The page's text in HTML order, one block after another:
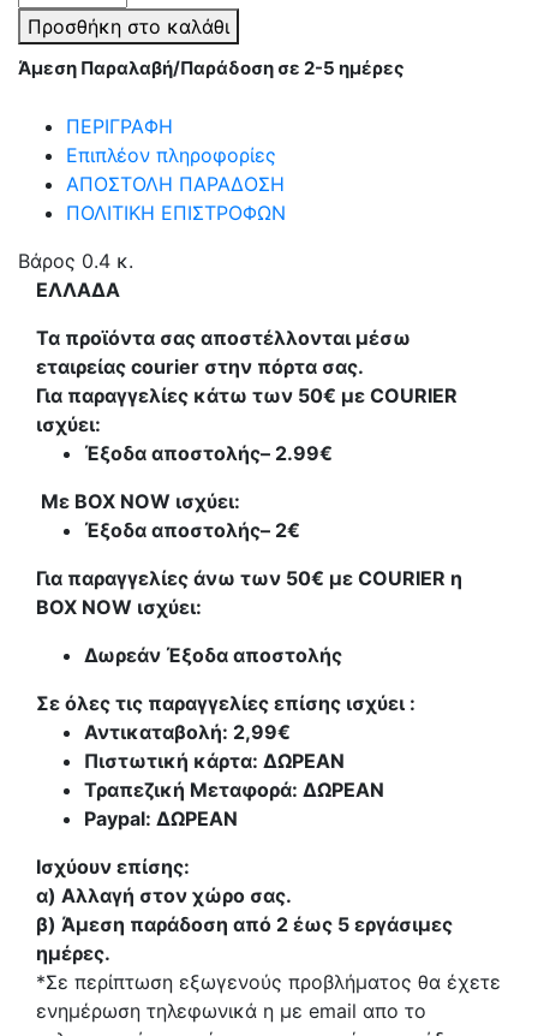
μανικιούρ
-
Stamper
YZ3
121095
ποσότητα
Προσθήκη στο καλάθι
Άμεση Παραλαβή/Παράδοση σε 2-5 ημέρες
ΠΕΡΙΓΡΑΦΗ
Επιπλέον πληροφορίες
ΑΠΟΣΤΟΛΗ ΠΑΡΑΔΟΣΗ
ΠΟΛΙΤΙΚΗ ΕΠΙΣΤΡΟΦΩΝ
Βάρος 0.4 κ.
ΕΛΛΑΔΑ
Τα προϊόντα σας αποστέλλονται μέσω
εταιρείας courier στην πόρτα σας.
Για παραγγελίες κάτω των 50€ με COURIER
ισχύει:
Έξοδα αποστολής– 2.99€
Με BOX NOW ισχύει:
Έξοδα αποστολής– 2€
Για παραγγελίες άνω των 50€ με COURIER η
BOX NOW ισχύει:
Δωρεάν Έξοδα αποστολής
Σε όλες τις παραγγελίες επίσης ισχύει :
Αντικαταβολή: 2,99€
Πιστωτική κάρτα: ΔΩΡΕΑΝ
Τραπεζική Μεταφορά: ΔΩΡΕΑΝ
Paypal: ΔΩΡΕΑΝ
Ισχύουν επίσης:
α) Αλλαγή στον χώρο σας.
β) Άμεση παράδοση από 2 έως 5 εργάσιμες
ημέρες.
*Σε περίπτωση εξωγενούς προβλήματος θα έχετε
ενημέρωση τηλεφωνικά η με email απο το